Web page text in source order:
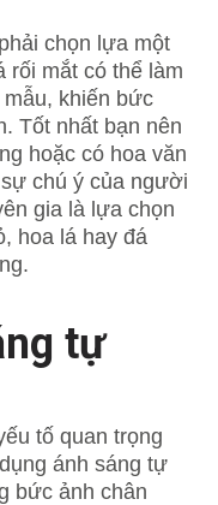
chọn lựa một
rối mắt có thể làm
khiến bức
Tốt nhất bạn nên
hoặc có hoa văn
chú ý của người
gia là lựa chọn
hoa lá hay đá
tự
tố quan trọng
ánh sáng tự
bức ảnh chân